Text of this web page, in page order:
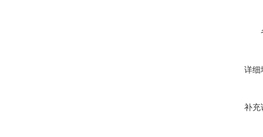
详细
补充